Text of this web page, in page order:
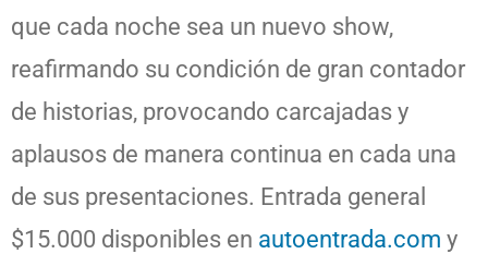
que cada noche sea un nuevo show,
reafirmando su condición de gran contador
de historias, provocando carcajadas y
aplausos de manera continua en cada una
de sus presentaciones. Entrada general
$15.000 disponibles en autoentrada.com y